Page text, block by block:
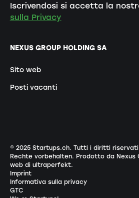
NEXUS GROUP HOLDING SA
Sito web
Posti vacanti
Iscrivendosi si accetta la
sulla Privacy
© 2025 Startups.ch. Tutti i diritti
Rechte vorbehalten. Prodotto da Nexus
web di ultraperfekt.
Imprint
Informativa sulla privacy
GTC